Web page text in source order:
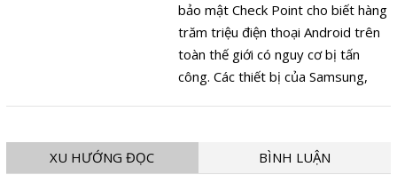
bảo mật Check Point cho biết hàng
trăm triệu điện thoại Android trên
toàn thế giới có nguy cơ bị tấn
công. Các thiết bị của Samsung,
hưởng.
XU HƯỚNG ĐỌC
BÌNH LUẬN